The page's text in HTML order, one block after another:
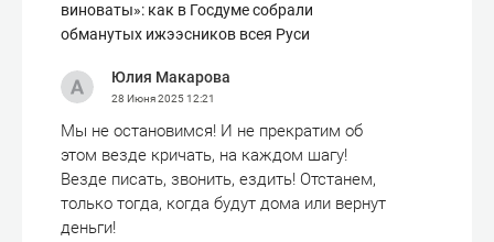
виноваты»: как в Госдуме собрали
обманутых ижээсников всея Руси
Юлия Макарова
28 Июня 202512:21
Мы не остановимся! И не прекратим об
этом везде кричать, на каждом шагу!
Везде писать, звонить, ездить! Отстанем,
только тогда, когда будут дома или вернут
деньги!